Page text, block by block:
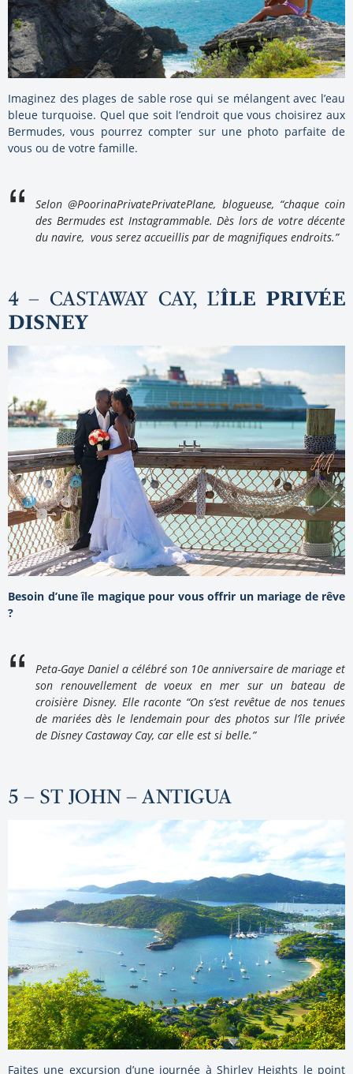
Imaginez des plages de sable rose qui se mélangent avec l’eau
bleue turquoise. Quel que soit l’endroit que vous choisirez aux
Bermudes, vous pourrez compter sur une photo parfaite de
vous ou de votre famille.
Selon @PoorinaPrivatePrivatePlane, blogueuse, “chaque coin
des Bermudes est Instagrammable. Dès lors de votre décente
du navire, vous serez accueillis par de magnifiques endroits.”
4 – CASTAWAY CAY, L’ÎLE PRIVÉE
DISNEY
Besoin d’une île magique pour vous offrir un mariage de rêve
?
Peta-Gaye Daniel a célébré son 10e anniversaire de mariage et
son renouvellement de voeux en mer sur un bateau de
croisière Disney. Elle raconte “On s’est revêtue de nos tenues
de mariées dès le lendemain pour des photos sur l’île privée
de Disney Castaway Cay, car elle est si belle.”
5 – ST JOHN – ANTIGUA
Faites une excursion d’une journée à Shirley Heights le point